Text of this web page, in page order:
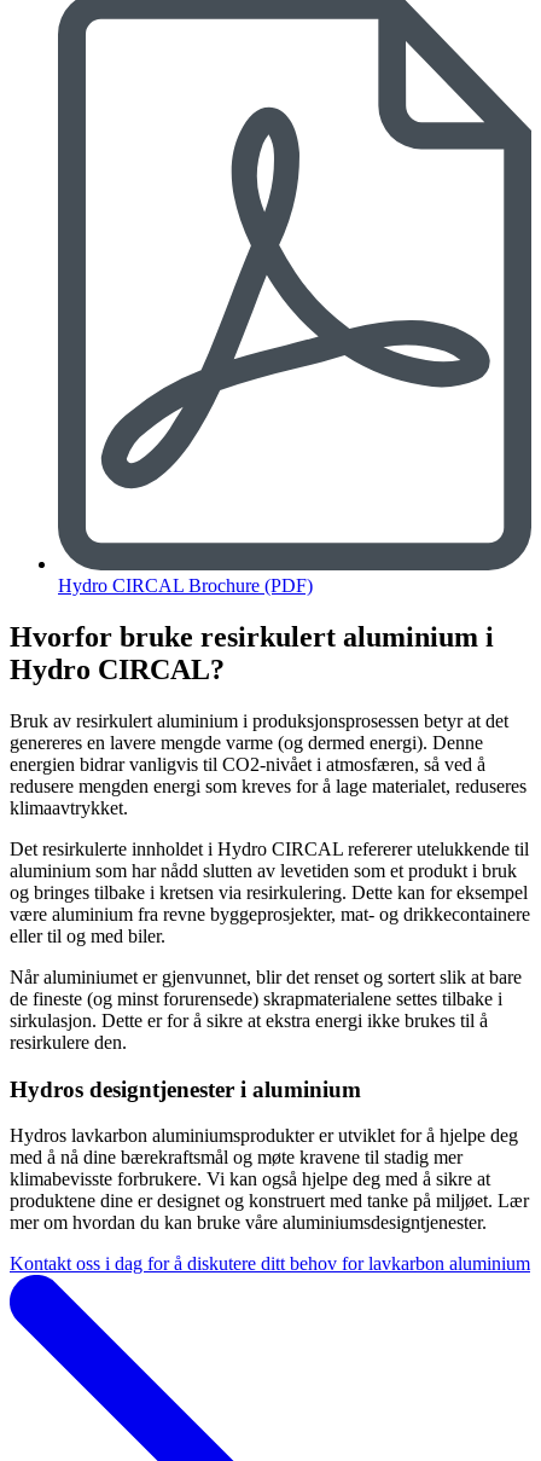
Hydro CIRCAL Brochure (PDF)
Hvorfor bruke resirkulert aluminium i
Hydro CIRCAL?
Bruk av resirkulert aluminium i produksjonsprosessen betyr at det
genereres en lavere mengde varme (og dermed energi). Denne
energien bidrar vanligvis til CO2-nivået i atmosfæren, så ved å
redusere mengden energi som kreves for å lage materialet, reduseres
klimaavtrykket.
Det resirkulerte innholdet i Hydro CIRCAL refererer utelukkende til
aluminium som har nådd slutten av levetiden som et produkt i bruk
og bringes tilbake i kretsen via resirkulering. Dette kan for eksempel
være aluminium fra revne byggeprosjekter, mat- og drikkecontainere
eller til og med biler.
Når aluminiumet er gjenvunnet, blir det renset og sortert slik at bare
de fineste (og minst forurensede) skrapmaterialene settes tilbake i
sirkulasjon. Dette er for å sikre at ekstra energi ikke brukes til å
resirkulere den.
Hydros designtjenester i aluminium
Hydros lavkarbon aluminiumsprodukter er utviklet for å hjelpe deg
med å nå dine bærekraftsmål og møte kravene til stadig mer
klimabevisste forbrukere. Vi kan også hjelpe deg med å sikre at
produktene dine er designet og konstruert med tanke på miljøet. Lær
mer om hvordan du kan bruke våre aluminiumsdesigntjenester.
Kontakt oss i dag for å diskutere ditt behov for lavkarbon aluminium